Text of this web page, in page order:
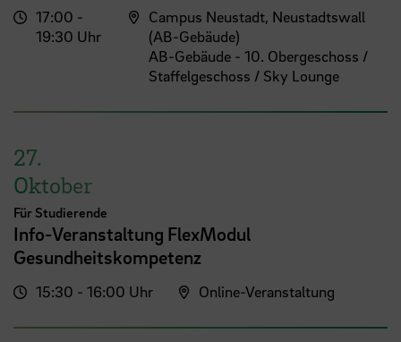
17:00 -
19:30 Uhr
Campus Neustadt, Neustadtswall
(AB-Gebäude)
AB-Gebäude - 10. Obergeschoss /
Staffelgeschoss / Sky Lounge
27.
Oktober
Für Studierende
Info-Veranstaltung FlexModul
Gesundheitskompetenz
15:30 - 16:00 Uhr Online-Veranstaltung